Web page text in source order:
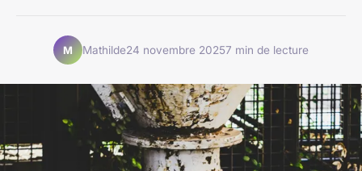
M Mathilde24 novembre 20257 min de lecture